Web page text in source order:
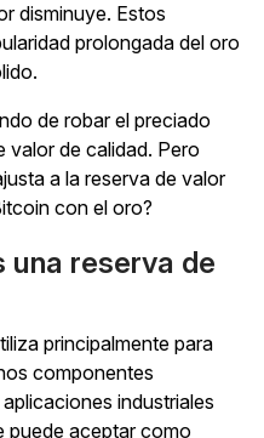
disminuye. Estos
prolongada del oro
de robar el preciado
valor de calidad. Pero
a la reserva de valor
con el oro?
una reserva de
principalmente para
componentes
industriales
puede aceptar como